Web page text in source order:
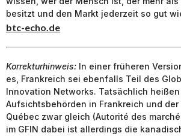
besitzt und den Markt jederzeit so gut
btc-echo.de
Korrekturhinweis: In einer früheren
es, Frankreich sei ebenfalls Teil des
Innovation Networks. Tatsächlich
Aufsichtsbehörden in Frankreich und
Québec zwar gleich (Autorité des
im GFIN dabei ist allerdings die